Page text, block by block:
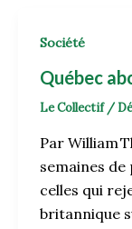
Société
Québec
Le Collectif /
Par William
semaines
celles qui
britannique